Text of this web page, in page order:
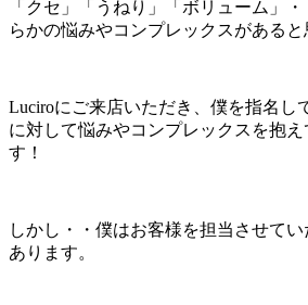
「クセ」「うねり」「ボリューム」
らかの悩みやコンプレックスがあると
Luciroにご来店いただき、僕を指名し
に対して悩みやコンプレックスを抱
す！
しかし・・僕はお客様を担当させて
あります。